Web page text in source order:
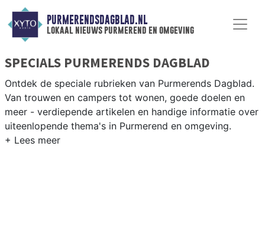
PURMERENDSDAGBLAD.NL
lokaal nieuws purmerend en omgeving
SPECIALS PURMERENDS DAGBLAD
Ontdek de speciale rubrieken van Purmerends Dagblad.
Van trouwen en campers tot wonen, goede doelen en
meer - verdiepende artikelen en handige informatie over
uiteenlopende thema's in Purmerend en omgeving.